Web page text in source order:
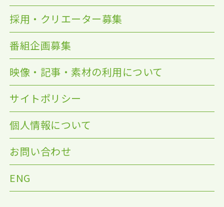
採用・クリエーター募集
番組企画募集
映像・記事・素材の利用について
サイトポリシー
個人情報について
お問い合わせ
ENG